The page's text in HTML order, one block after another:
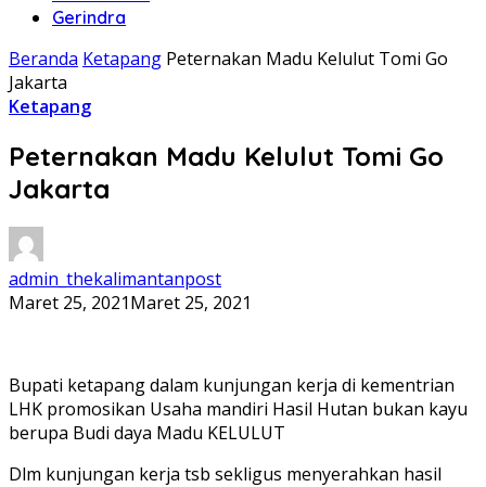
Gerindra
Beranda Ketapang Peternakan Madu Kelulut Tomi Go
Jakarta
Ketapang
Peternakan Madu Kelulut Tomi Go
Jakarta
admin_thekalimantanpost
Maret 25, 2021Maret 25, 2021
Bupati ketapang dalam kunjungan kerja di kementrian
LHK promosikan Usaha mandiri Hasil Hutan bukan kayu
berupa Budi daya Madu KELULUT
Dlm kunjungan kerja tsb sekligus menyerahkan hasil